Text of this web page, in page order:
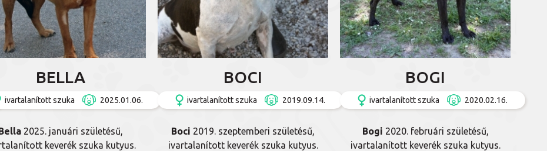
BELLA
ivartalanított szuka 2025.01.06.
2025. januári születésű,
keverék szuka kutyus.
BOCI
ivartalanított szuka 2019.09.14.
Boci 2019. szeptemberi születésű,
ivartalanított keverék szuka kutyus.
BOGI
ivartalanított szuka 2020.02.16.
Bogi 2020. februári születésű,
ivartalanított keverék szuka kutyus.